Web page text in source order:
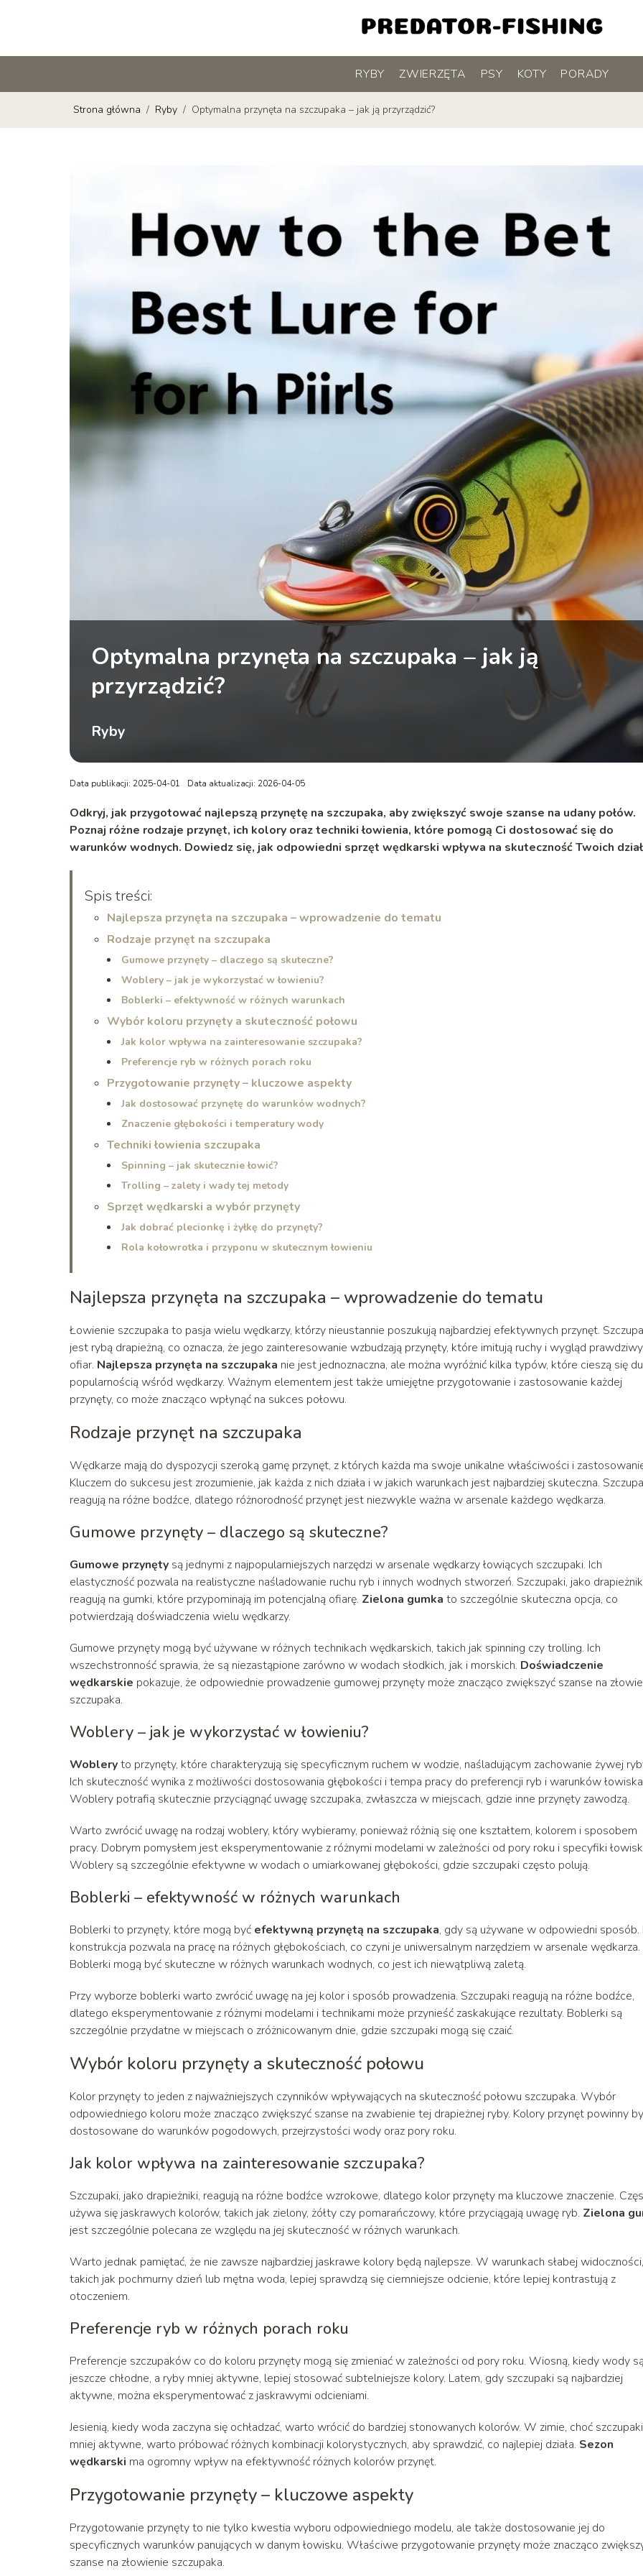
RYBY ZWIERZĘTA PSY KOTY PORADY
Strona główna / Ryby / Optymalna przynęta na szczupaka – jak ją przyrządzić?
Optymalna przynęta na szczupaka – jak ją
przyrządzić?
Ryby
Data publikacji: 2025-04-01 Data aktualizacji: 2026-04-05
Odkryj, jak przygotować najlepszą przynętę na szczupaka, aby zwiększyć swoje szanse na udany połów.
Poznaj różne rodzaje przynęt, ich kolory oraz techniki łowienia, które pomogą Ci dostosować się do
warunków wodnych. Dowiedz się, jak odpowiedni sprzęt wędkarski wpływa na skuteczność Twoich
Spis treści:
Najlepsza przynęta na szczupaka – wprowadzenie do tematu
Rodzaje przynęt na szczupaka
Gumowe przynęty – dlaczego są skuteczne?
Woblery – jak je wykorzystać w łowieniu?
Boblerki – efektywność w różnych warunkach
Wybór koloru przynęty a skuteczność połowu
Jak kolor wpływa na zainteresowanie szczupaka?
Preferencje ryb w różnych porach roku
Przygotowanie przynęty – kluczowe aspekty
Jak dostosować przynętę do warunków wodnych?
Znaczenie głębokości i temperatury wody
Techniki łowienia szczupaka
Spinning – jak skutecznie łowić?
Trolling – zalety i wady tej metody
Sprzęt wędkarski a wybór przynęty
Jak dobrać plecionkę i żyłkę do przynęty?
Rola kołowrotka i przyponu w skutecznym łowieniu
Najlepsza przynęta na szczupaka – wprowadzenie do tematu
Łowienie szczupaka to pasja wielu wędkarzy, którzy nieustannie poszukują najbardziej efektywnych przynęt.
jest rybą drapieżną, co oznacza, że jego zainteresowanie wzbudzają przynęty, które imitują ruchy i wygląd
ofiar. Najlepsza przynęta na szczupaka nie jest jednoznaczna, ale można wyróżnić kilka typów, które cieszą się
popularnością wśród wędkarzy. Ważnym elementem jest także umiejętne przygotowanie i zastosowanie każdej
przynęty, co może znacząco wpłynąć na sukces połowu.
Rodzaje przynęt na szczupaka
Wędkarze mają do dyspozycji szeroką gamę przynęt, z których każda ma swoje unikalne właściwości i
Kluczem do sukcesu jest zrozumienie, jak każda z nich działa i w jakich warunkach jest najbardziej skuteczna.
reagują na różne bodźce, dlatego różnorodność przynęt jest niezwykle ważna w arsenale każdego wędkarza.
Gumowe przynęty – dlaczego są skuteczne?
Gumowe przynęty są jednymi z najpopularniejszych narzędzi w arsenale wędkarzy łowiących szczupaki. Ich
elastyczność pozwala na realistyczne naśladowanie ruchu ryb i innych wodnych stworzeń. Szczupaki, jako
reagują na gumki, które przypominają im potencjalną ofiarę. Zielona gumka to szczególnie skuteczna opcja, co
potwierdzają doświadczenia wielu wędkarzy.
Gumowe przynęty mogą być używane w różnych technikach wędkarskich, takich jak spinning czy trolling. Ich
wszechstronność sprawia, że są niezastąpione zarówno w wodach słodkich, jak i morskich. Doświadczenie
wędkarskie pokazuje, że odpowiednie prowadzenie gumowej przynęty może znacząco zwiększyć szanse na
szczupaka.
Woblery – jak je wykorzystać w łowieniu?
Wobleryto przynęty, które charakteryzują się specyficznym ruchem w wodzie, naśladującym zachowanie żywej
Ich skuteczność wynika z możliwości dostosowania głębokości i tempa pracy do preferencji ryb i warunków
Woblery potrafią skutecznie przyciągnąć uwagę szczupaka, zwłaszcza w miejscach, gdzie inne przynęty zawodzą.
Warto zwrócić uwagę na rodzaj woblery, który wybieramy, ponieważ różnią się one kształtem, kolorem i sposobem
pracy. Dobrym pomysłem jest eksperymentowanie z różnymi modelami w zależności od pory roku i specyfiki
Woblery są szczególnie efektywne w wodach o umiarkowanej głębokości, gdzie szczupaki często polują.
Boblerki – efektywność w różnych warunkach
Boblerki to przynęty, które mogą być efektywną przynętą na szczupaka, gdy są używane w odpowiedni sposób.
konstrukcja pozwala na pracę na różnych głębokościach, co czyni je uniwersalnym narzędziem w arsenale wędkarza.
Boblerki mogą być skuteczne w różnych warunkach wodnych, co jest ich niewątpliwą zaletą.
Przy wyborze boblerki warto zwrócić uwagę na jej kolor i sposób prowadzenia. Szczupaki reagują na różne bodźce,
dlatego eksperymentowanie z różnymi modelami i technikami może przynieść zaskakujące rezultaty. Boblerki są
szczególnie przydatne w miejscach o zróżnicowanym dnie, gdzie szczupaki mogą się czaić.
Wybór koloru przynęty a skuteczność połowu
Kolor przynęty to jeden z najważniejszych czynników wpływających na skuteczność połowu szczupaka. Wybór
odpowiedniego koloru może znacząco zwiększyć szanse na zwabienie tej drapieżnej ryby. Kolory przynęt powinny
dostosowane do warunków pogodowych, przejrzystości wody oraz pory roku.
Jak kolor wpływa na zainteresowanie szczupaka?
Szczupaki, jako drapieżniki, reagują na różne bodźce wzrokowe, dlatego kolor przynęty ma kluczowe znaczenie.
używa się jaskrawych kolorów, takich jak zielony, żółty czy pomarańczowy, które przyciągają uwagę ryb. Zielona
jest szczególnie polecana ze względu na jej skuteczność w różnych warunkach.
Warto jednak pamiętać, że nie zawsze najbardziej jaskrawe kolory będą najlepsze. W warunkach słabej widoczności,
takich jak pochmurny dzień lub mętna woda, lepiej sprawdzą się ciemniejsze odcienie, które lepiej kontrastują z
otoczeniem.
Preferencje ryb w różnych porach roku
Preferencje szczupaków co do koloru przynęty mogą się zmieniać w zależności od pory roku. Wiosną, kiedy wody są
jeszcze chłodne, a ryby mniej aktywne, lepiej stosować subtelniejsze kolory. Latem, gdy szczupaki są najbardziej
aktywne, można eksperymentować z jaskrawymi odcieniami.
Jesienią, kiedy woda zaczyna się ochładzać, warto wrócić do bardziej stonowanych kolorów. W zimie, choć
mniej aktywne, warto próbować różnych kombinacji kolorystycznych, aby sprawdzić, co najlepiej działa. Sezon
wędkarski ma ogromny wpływ na efektywność różnych kolorów przynęt.
Przygotowanie przynęty – kluczowe aspekty
Przygotowanie przynęty to nie tylko kwestia wyboru odpowiedniego modelu, ale także dostosowanie jej do
specyficznych warunków panujących w danym łowisku. Właściwe przygotowanie przynęty może znacząco
szanse na złowienie szczupaka.